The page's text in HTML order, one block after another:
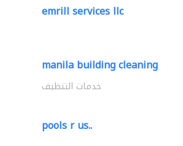
emrill services llc
manila building cleaning
خدمات التنظيف
pools r us..